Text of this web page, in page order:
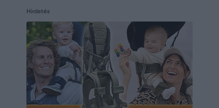
Hirdetés